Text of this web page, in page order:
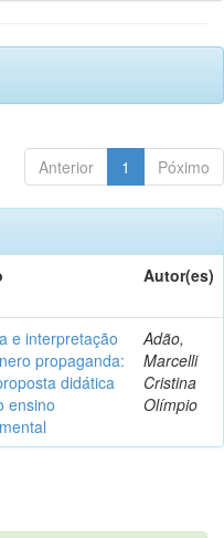
Anterior 1 Póximo
Autor(es)
e interpretação
propaganda:
didática
ensino
Adão,
Marcelli
Cristina
Olímpio